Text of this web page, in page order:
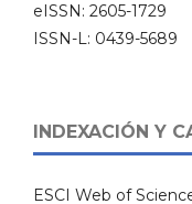
eISSN: 2605-1729
ISSN-L: 0439-5689
INDEXACIÓN Y
ESCI Web of